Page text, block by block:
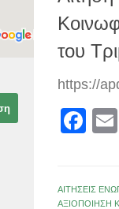
του
https://
ΑΙΤΗΣΕΙΣ
ΑΞΙΟΠΟΙΗΣΗ